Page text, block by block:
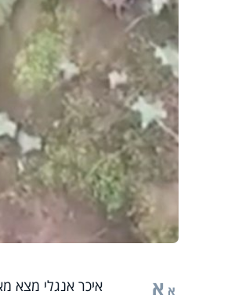
א א
איכר אנגלי מצא